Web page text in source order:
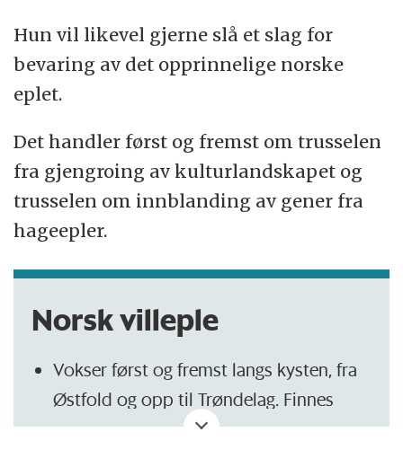
Hun vil likevel gjerne slå et slag for
bevaring av det opprinnelige norske
eplet.
Det handler først og fremst om trusselen
fra gjengroing av kulturlandskapet og
trusselen om innblanding av gener fra
hageepler.
Norsk villeple
Vokser først og fremst langs kysten, fra
Østfold og opp til Trøndelag. Finnes
sjeldnere i innlandet.